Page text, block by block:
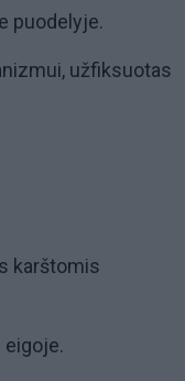
puodelyje.
užfiksuotas
karštomis
eigoje.